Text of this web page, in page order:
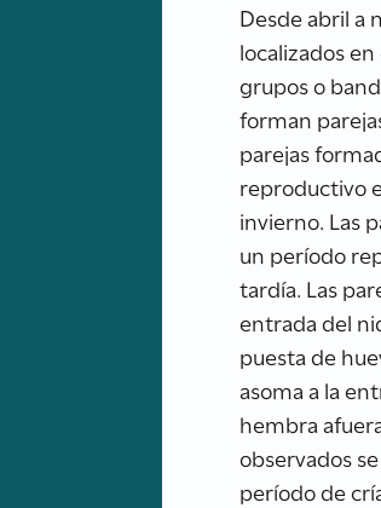
Desde abril a
localizados
grupos o
forman
parejas
reproductivo
invierno. Las
un período
tardía. Las
entrada del
puesta de
asoma a la
hembra
observados
período de